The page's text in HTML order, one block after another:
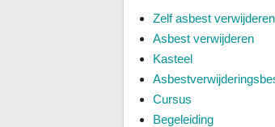
Zelf asbest verwijderen
Asbest verwijderen
Kasteel
Cursus
Begeleiding